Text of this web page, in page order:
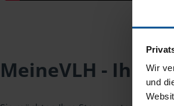
Wir
und
MeineVLH - Ihr